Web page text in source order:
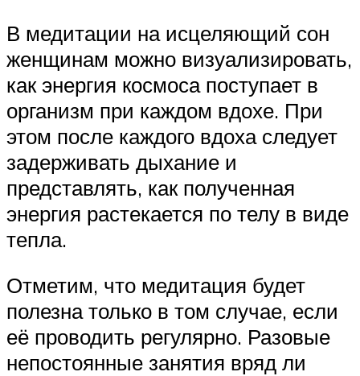
В медитации на исцеляющий сон
женщинам можно визуализировать,
как энергия космоса поступает в
организм при каждом вдохе. При
этом после каждого вдоха следует
задерживать дыхание и
представлять, как полученная
энергия растекается по телу в виде
тепла.
Отметим, что медитация будет
полезна только в том случае, если
её проводить регулярно. Разовые
непостоянные занятия вряд ли